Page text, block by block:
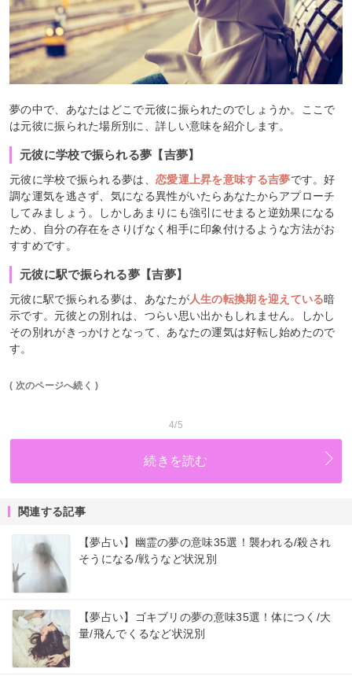
夢の中で、あなたはどこで元彼に振られたのでしょうか。ここで
は元彼に振られた場所別に、詳しい意味を紹介します。
元彼に学校で振られる夢【吉夢】
元彼に学校で振られる夢は、 恋愛運上昇を意味する吉夢です。好
調な運気を逃さず、気になる異性がいたらあなたからアプローチ
してみましょう。しかしあまりにも強引にせまると逆効果になる
ため、自分の存在をさりげなく相手に印象付けるような方法がお
すすめです。
元彼に駅で振られる夢【吉夢】
元彼に駅で振られる夢は、あなたが人生の転換期を迎えている暗
示です。元彼との別れは、つらい思い出かもしれません。しかし
その別れがきっかけとなって、あなたの運気は好転し始めたので
す。
( 次のページへ続く )
4/5
続きを読む
関連する記事
【夢占い】幽霊の夢の意味35選！襲われる/殺され
そうになる/戦うなど状況別
【夢占い】ゴキブリの夢の意味35選！体につく/大
量/飛んでくるなど状況別